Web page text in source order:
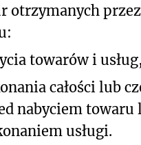
otrzymanych
towarów i usług,
całości lub
nabyciem towaru
usługi.